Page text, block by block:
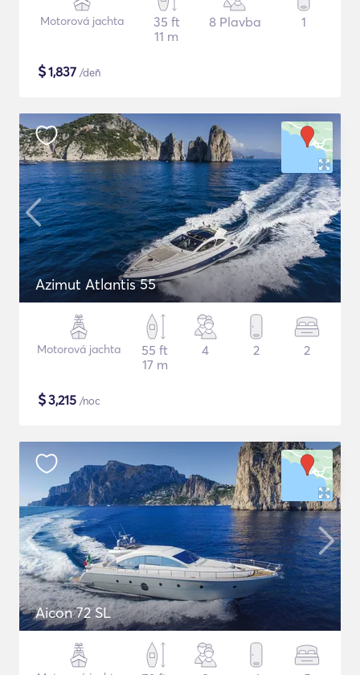
Motorová jachta
35 ft
11 m
8 Plavba 1
$1,837 /deň
Azimut Atlantis 55
Motorová jachta
55 ft
17 m
4 2 2
$3,215 /noc
Aicon 72 SL